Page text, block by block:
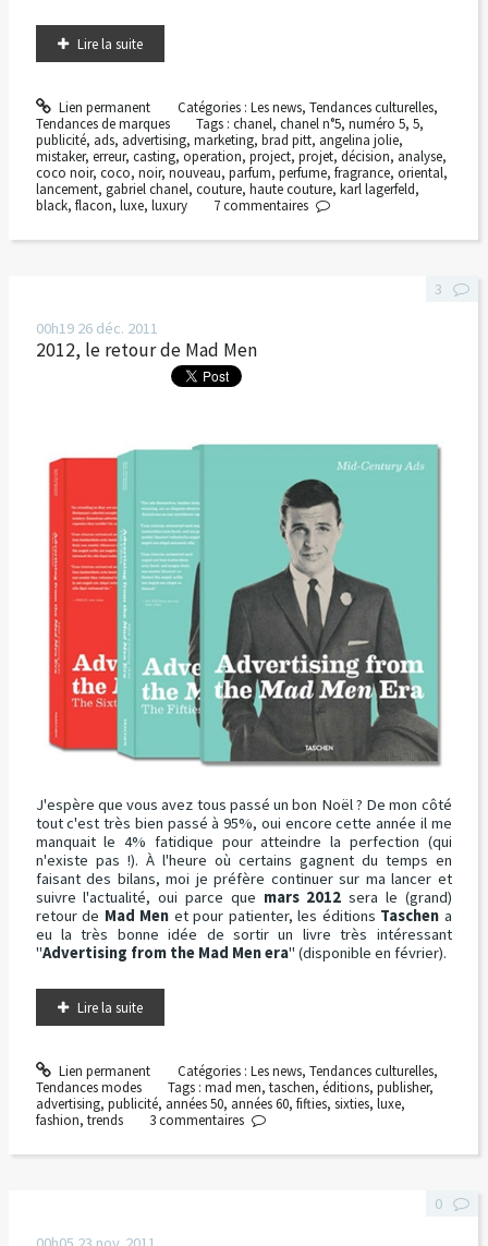
Lire la suite
Lien permanent Catégories : Les news, Tendances culturelles,
Tendances de marques
Tags :chanel,chanel n°5,numéro 5,5,
publicité, ads, advertising, marketing, brad pitt, angelina jolie,
mistaker, erreur, casting, operation, project, projet, décision, analyse,
coco noir, coco, noir, nouveau, parfum, perfume, fragrance, oriental,
lancement, gabriel chanel, couture, haute couture, karl lagerfeld,
black, flacon, luxe, luxury 7commentaires
00h19 26 déc. 2011
2012, le retour de Mad Men
J'espère que vous avez tous passé un bon Noël ? De mon côté
tout c'est très bien passé à 95%, oui encore cette année il me
manquait le 4% fatidique pour atteindre la perfection (qui
n'existe pas !). À l'heure où certains gagnent du temps en
faisant des bilans, moi je préfère continuer sur ma lancer et
suivre l'actualité, oui parce que mars 2012 sera le (grand)
retour de Mad Men et pour patienter, les éditions Taschen a
eu la très bonne idée de sortir un livre très intéressant
"Advertising from the Mad Men era" (disponible en février).
Lire la suite
Lien permanent Catégories : Les news, Tendances culturelles,
Tendances modes
Tags :mad men,taschen,éditions,publisher,
advertising, publicité, années 50, années 60, fifties, sixties, luxe,
fashion, trends
3
3commentaires
0